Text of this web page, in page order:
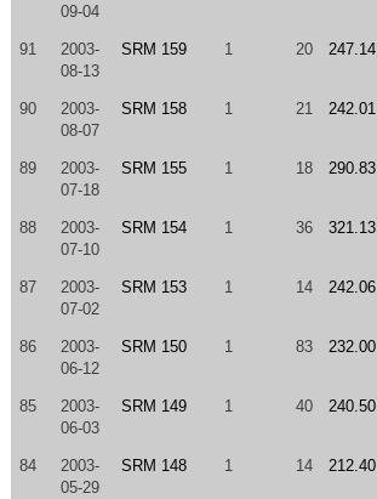
09-04
91
2003-
08-13
SRM 159 1 20 247.14
90
2003-
08-07
SRM 158 1 21 242.01
89
2003-
07-18
SRM 155 1 18 290.83
88
2003-
07-10
SRM 154 1 36 321.13
87
2003-
07-02
SRM 153 1 14 242.06
86
2003-
06-12
SRM 150 1 83 232.00
85
2003-
06-03
SRM 149 1 40 240.50
84
2003-
05-29
SRM 148 1 14 212.40